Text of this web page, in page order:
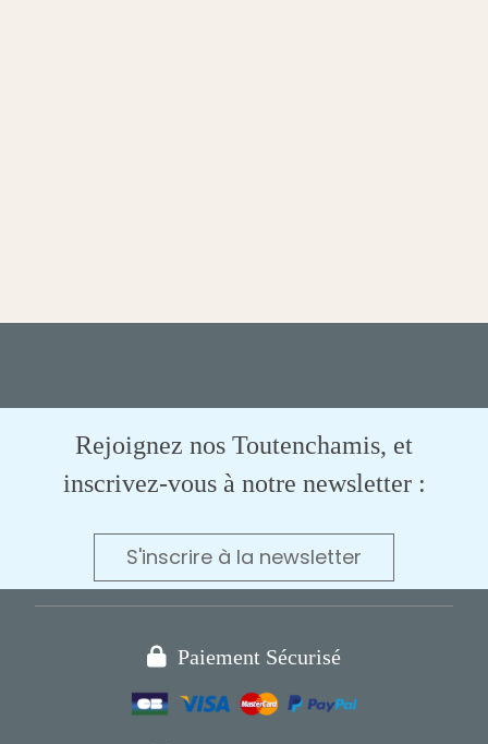
Rejoignez nos Toutenchamis, et
inscrivez-vous à notre newsletter :
S'inscrire à la newsletter
 Paiement Sécurisé